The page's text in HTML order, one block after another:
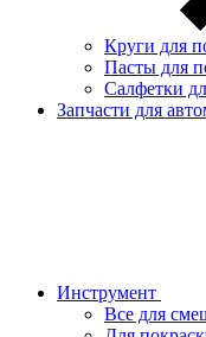
Круги для
Пасты для
Салфетки
Запчасти для
Инструмент
Все для